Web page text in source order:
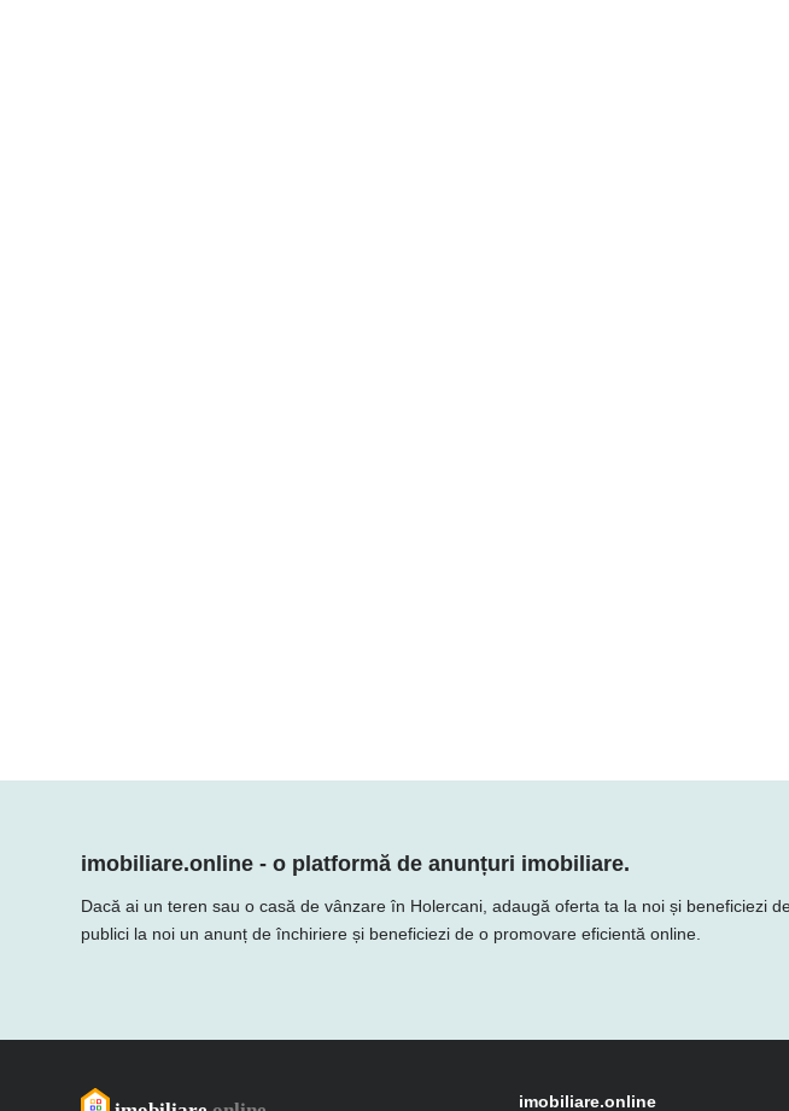
imobiliare.online - o platformă de anunțuri imobiliare.
Dacă ai un teren sau o casă de vânzare în Holercani, adaugă oferta ta la noi și beneficiezi
publici la noi un anunț de închiriere și beneficiezi de o promovare eficientă online.
imobiliare.online